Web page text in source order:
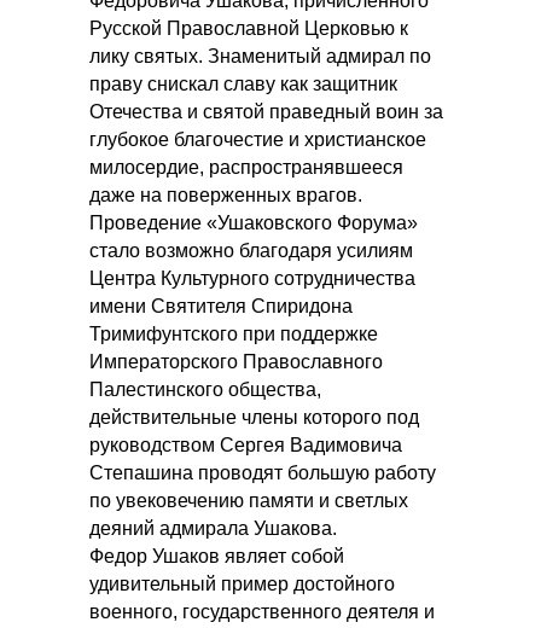
Русской Православной Церковью к
лику святых. Знаменитый адмирал по
праву снискал славу как защитник
Отечества и святой праведный воин за
глубокое благочестие и христианское
милосердие, распространявшееся
даже на поверженных врагов.
Проведение «Ушаковского Форума»
стало возможно благодаря усилиям
Центра Культурного сотрудничества
имени Святителя Спиридона
Тримифунтского при поддержке
Императорского Православного
Палестинского общества,
действительные члены которого под
руководством Сергея Вадимовича
Степашина проводят большую работу
по увековечению памяти и светлых
деяний адмирала Ушакова.
Федор Ушаков являет собой
удивительный пример достойного
военного, государственного деятеля и